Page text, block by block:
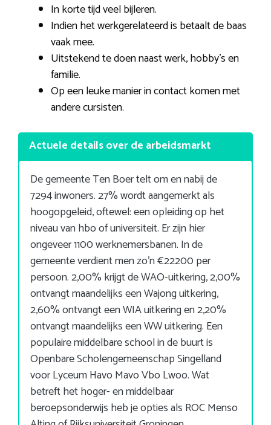
In korte tijd veel bijleren.
Indien het werkgerelateerd is betaalt de baas
vaak mee.
Uitstekend te doen naast werk, hobby’s en
familie.
Op een leuke manier in contact komen met
andere cursisten.
Actuele details over de arbeidsmarkt
De gemeente Ten Boer telt om en nabij de
7294 inwoners. 27% wordt aangemerkt als
hoogopgeleid, oftewel: een opleiding op het
niveau van hbo of universiteit. Er zijn hier
ongeveer 1100 werknemersbanen. In de
gemeente verdient men zo’n €22200 per
persoon. 2,00% krijgt de WAO-uitkering, 2,00%
ontvangt maandelijks een Wajong uitkering,
2,60% ontvangt een WIA uitkering en 2,20%
ontvangt maandelijks een WW uitkering. Een
populaire middelbare school in de buurt is
Openbare Scholengemeenschap Singelland
voor Lyceum Havo Mavo Vbo Lwoo. Wat
betreft het hoger- en middelbaar
beroepsonderwijs heb je opties als ROC Menso